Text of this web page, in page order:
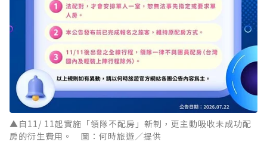
▲自11/ 11起實施「領隊不配房」新制，更主動吸收未成功配
房的衍生費用。 圖：何時旅遊／提供